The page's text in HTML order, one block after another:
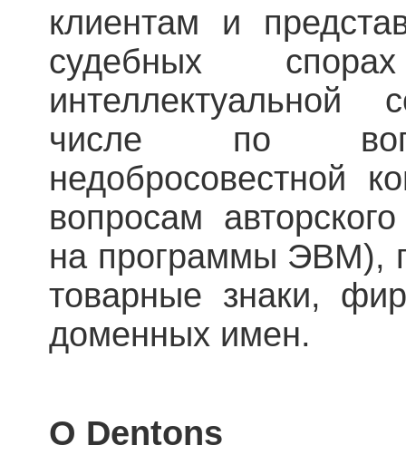
клиентам и
судебных
интеллектуальной
числе по
недобросовестной
вопросам
на программы ЭВМ),
товарные знаки,
доменных имен.
О Dentons